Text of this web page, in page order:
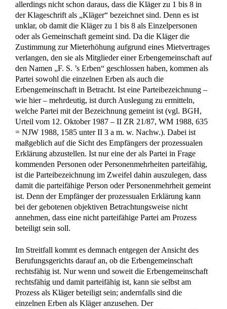
allerdings nicht schon daraus, dass die Kläger zu 1 bis 8 in
der Klageschrift als „Kläger“ bezeichnet sind. Denn es ist
unklar, ob damit die Kläger zu 1 bis 8 als Einzelpersonen
oder als Gemeinschaft gemeint sind. Da die Kläger die
Zustimmung zur Mieterhöhung aufgrund eines Mietvertrages
verlangen, den sie als Mitglieder einer Erbengemeinschaft auf
den Namen „F. S. ’s Erben“ geschlossen haben, kommen als
Partei sowohl die einzelnen Erben als auch die
Erbengemeinschaft in Betracht. Ist eine Parteibezeichnung –
wie hier – mehrdeutig, ist durch Auslegung zu ermitteln,
welche Partei mit der Bezeichnung gemeint ist (vgl. BGH,
Urteil vom 12. Oktober 1987 – II ZR 21/87, WM 1988, 635
= NJW 1988, 1585 unter II 3 a m. w. Nachw.). Dabei ist
maßgeblich auf die Sicht des Empfängers der prozessualen
Erklärung abzustellen. Ist nur eine der als Partei in Frage
kommenden Personen oder Personenmehrheiten parteifähig,
ist die Parteibezeichnung im Zweifel dahin auszulegen, dass
damit die parteifähige Person oder Personenmehrheit gemeint
ist. Denn der Empfänger der prozessualen Erklärung kann
bei der gebotenen objektiven Betrachtungsweise nicht
annehmen, dass eine nicht parteifähige Partei am Prozess
beteiligt sein soll.
Im Streitfall kommt es demnach entgegen der Ansicht des
Berufungsgerichts darauf an, ob die Erbengemeinschaft
rechtsfähig ist. Nur wenn und soweit die Erbengemeinschaft
rechtsfähig und damit parteifähig ist, kann sie selbst am
Prozess als Kläger beteiligt sein; andernfalls sind die
einzelnen Erben als Kläger anzusehen. Der